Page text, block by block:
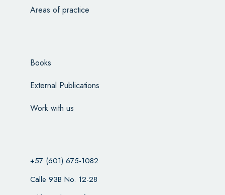
Areas of practice
Books
External Publications
Work with us
+57 (601) 675-1082
Calle 93B No. 12-28